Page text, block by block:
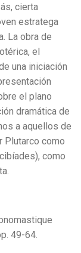
cierta
estratega
La obra de
el
una iniciación
el plano
dramática de
a aquellos de
Plutarco como
como
49-64.